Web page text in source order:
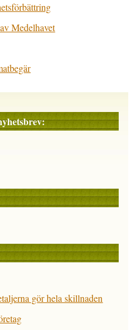
Medelhavet
gör hela skillnaden